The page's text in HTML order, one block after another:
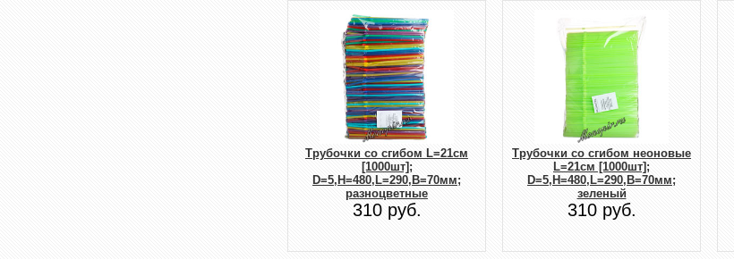
Трубочки со сгибом L=21см
[1000шт];
D=5,H=480,L=290,B=70мм;
разноцветные
310 руб.
Трубочки со сгибом неоновые
L=21см [1000шт];
D=5,H=480,L=290,B=70мм;
зеленый
310 руб.